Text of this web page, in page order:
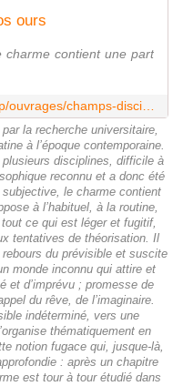
ours
charme contient une part
la recherche universitaire,
à l’époque contemporaine.
disciplines, difficile à
reconnu et a donc été
le charme contient
à l’habituel, à la routine,
ce qui est léger et fugitif,
tentatives de théorisation. Il
du prévisible et suscite
monde inconnu qui attire et
et d’imprévu ; promesse de
du rêve, de l’imaginaire.
indéterminé, vers une
thématiquement en
notion fugace qui, jusque-là,
: après un chapitre
est tour à tour étudié dans